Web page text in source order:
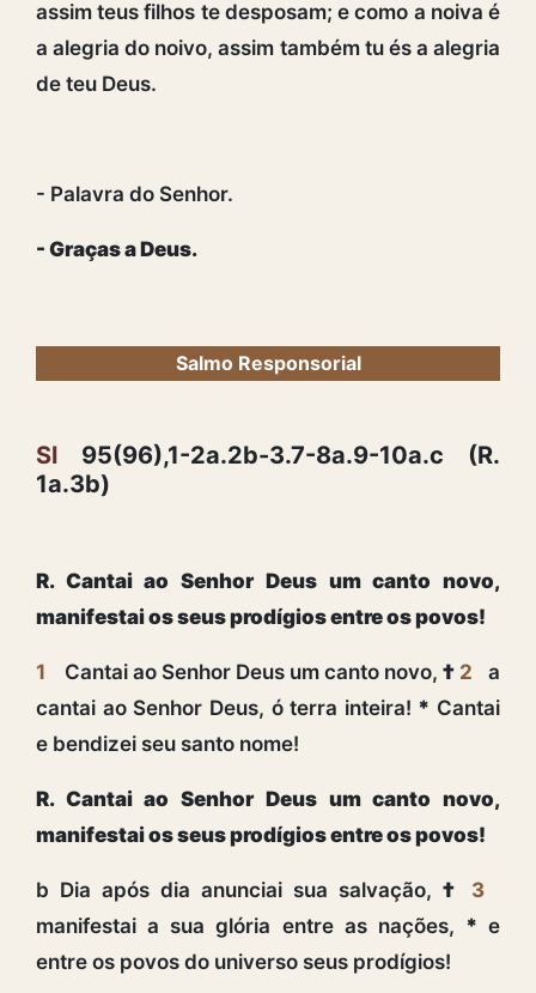
assim teus filhos te desposam; e como a noiva é
a alegria do noivo, assim também tu és a alegria
de teu Deus.
- Palavra do Senhor.
- Graças a Deus.
Salmo Responsorial
Sl 95(96),1-2a.2b-3.7-8a.9-10a.c (R.
1a.3b)
R. Cantai ao Senhor Deus um canto novo,
manifestai os seus prodígios entre os povos!
1 Cantai ao Senhor Deus um canto novo, † 2
a
cantai ao Senhor Deus, ó terra inteira! * Cantai
e bendizei seu santo nome!
R. Cantai ao Senhor Deus um canto novo,
manifestai os seus prodígios entre os povos!
b Dia após dia anunciai sua salvação, †
3
manifestai a sua glória entre as nações, * e
entre os povos do universo seus prodígios!